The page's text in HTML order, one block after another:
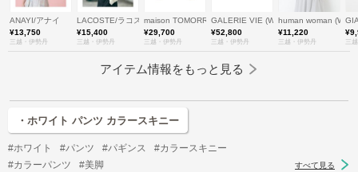
ANAYI/アナイ
¥13,750
三越・伊勢丹
LACOSTE/ラコステ
¥15,400
三越・伊勢丹
maison TOMORROWLAND/メゾン トゥモローランド
¥29,700
三越・伊勢丹
GALERIE VIE (Women)/ギャルリー・ヴ
¥52,800
三越・伊勢丹
human woman
¥11,220
三越・伊勢丹 三
アイテム情報をもっと見る
・ホワイト パンツ カラースキニー
#ホワイト #パンツ #パギンス
#カラースキニー
#カラーパンツ
#美脚 すべて見る